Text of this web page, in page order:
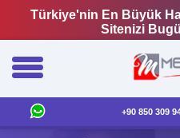
Türkiye'nin En Büyük
Sitenizi
+90 850 309